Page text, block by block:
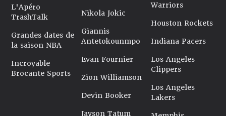
L'Apéro
TrashTalk
Grandes dates de
la saison NBA
Incroyable
Brocante Sports
Nikola Jokic
Giannis
Antetokounmpo
Evan Fournier
Zion Williamson
Devin Booker
Jayson Tatum
Warriors
Houston Rockets
Indiana Pacers
Los Angeles
Clippers
Los Angeles
Lakers